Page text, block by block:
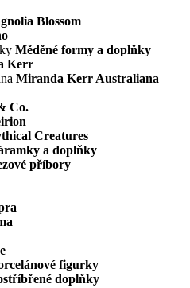
Blossom
Měděné formy a doplňky
Kerr
Miranda Kerr Australiana
Co.
Creatures
a doplňky
příbory
figurky
doplňky